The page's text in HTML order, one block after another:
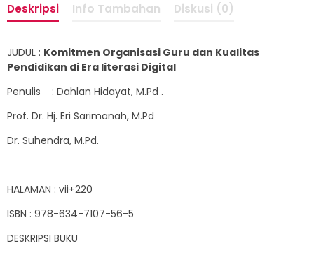
Deskripsi Info Tambahan Diskusi (0)
JUDUL : Komitmen Organisasi Guru dan Kualitas
Pendidikan di Era literasi Digital
Penulis : Dahlan Hidayat, M.Pd .
Prof. Dr. Hj. Eri Sarimanah, M.Pd
Dr. Suhendra, M.Pd.
HALAMAN : vii+220
ISBN : 978-634-7107-56-5
DESKRIPSI BUKU